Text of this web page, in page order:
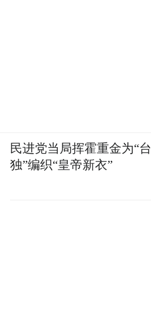
民进党当局挥霍重金为“台
独”编织“皇帝新衣”